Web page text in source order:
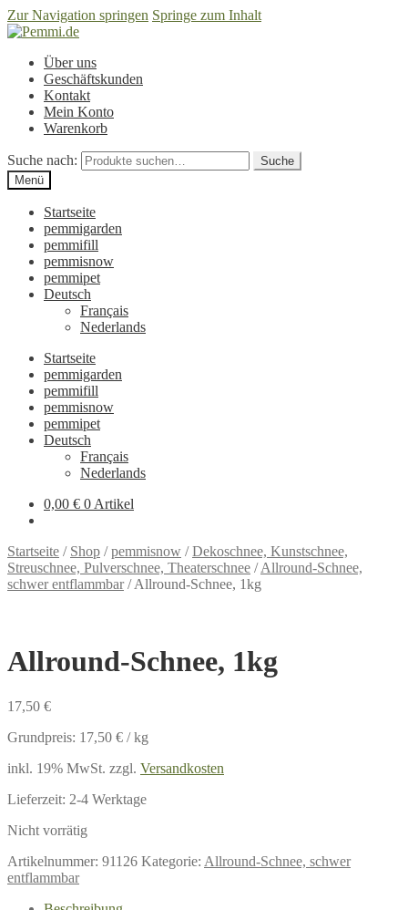
Zur Navigation springen Springe zum Inhalt
Über uns
Geschäftskunden
Kontakt
Mein Konto
Warenkorb
Suche nach:
Suche
Menü
Startseite
pemmigarden
pemmifill
pemmisnow
pemmipet
Deutsch
Français
Nederlands
Startseite
pemmigarden
pemmifill
pemmisnow
pemmipet
Deutsch
Français
Nederlands
0,00 € 0 Artikel
Startseite / Shop /pemmisnow /Dekoschnee, Kunstschnee,
Streuschnee, Pulverschnee, Theaterschnee /Allround-Schnee,
schwer entflammbar/Allround-Schnee, 1kg
Allround-Schnee, 1kg
17,50 €
Grundpreis: 17,50 € /kg
inkl. 19% MwSt. zzgl. Versandkosten
Lieferzeit: 2-4 Werktage
Nicht vorrätig
Artikelnummer: 91126 Kategorie: Allround-Schnee, schwer
entflammbar